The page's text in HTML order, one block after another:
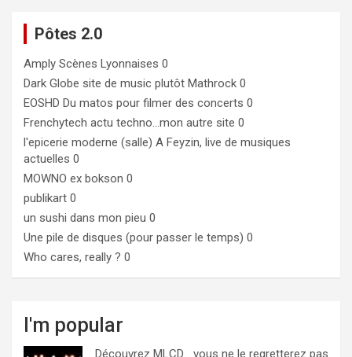
Pôtes 2.0
Amply Scènes Lyonnaises 0
Dark Globe site de music plutôt Mathrock 0
EOSHD Du matos pour filmer des concerts 0
Frenchytech actu techno…mon autre site 0
l'epicerie moderne (salle) A Feyzin, live de musiques
actuelles 0
MOWNO ex bokson 0
publikart 0
un sushi dans mon pieu 0
Une pile de disques (pour passer le temps) 0
Who cares, really ? 0
I'm popular
Découvrez MLCD… vous ne le regretterez pas